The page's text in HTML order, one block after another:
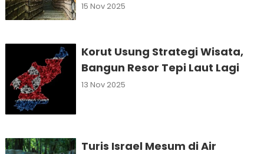
15 Nov 2025
Korut Usung Strategi Wisata,
Bangun Resor Tepi Laut Lagi
13 Nov 2025
Turis Israel Mesum di Air